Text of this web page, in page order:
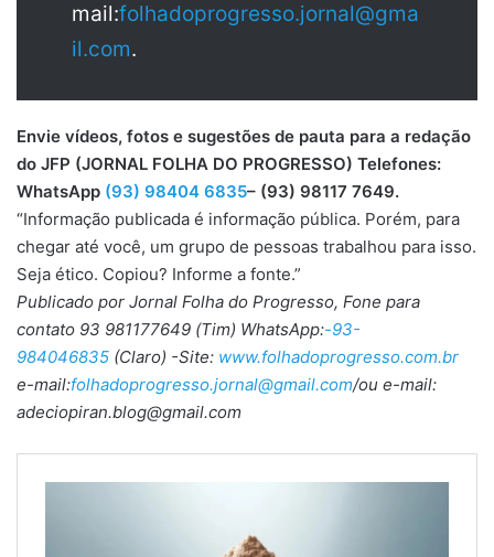
mail:folhadoprogresso.jornal@gma
il.com.
Envie vídeos, fotos e sugestões de pauta para a redação
do JFP (JORNAL FOLHA DO PROGRESSO) Telefones:
WhatsApp (93) 98404 6835– (93) 98117 7649.
“Informação publicada é informação pública. Porém, para
chegar até você, um grupo de pessoas trabalhou para isso.
Seja ético. Copiou? Informe a fonte.”
Publicado por Jornal Folha do Progresso, Fone para
contato 93 981177649 (Tim) WhatsApp:-93-
984046835 (Claro) -Site: www.folhadoprogresso.com.br
e-mail:folhadoprogresso.jornal@gmail.com/ou e-mail:
adeciopiran.blog@gmail.com